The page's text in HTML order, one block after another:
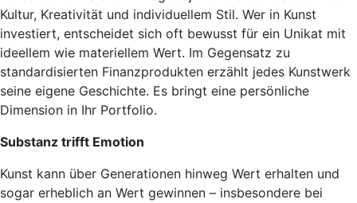
Kultur, Kreativität und individuellem Stil. Wer in Kunst
investiert, entscheidet sich oft bewusst für ein Unikat mit
ideellem wie materiellem Wert. Im Gegensatz zu
standardisierten Finanzprodukten erzählt jedes Kunstwerk
seine eigene Geschichte. Es bringt eine persönliche
Dimension in Ihr Portfolio.
Substanz trifft Emotion
Kunst kann über Generationen hinweg Wert erhalten und
sogar erheblich an Wert gewinnen – insbesondere bei